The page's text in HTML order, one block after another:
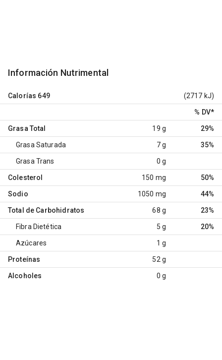
Información Nutrimental
Calorías 649 (2717 kJ)
% DV*
Grasa Total 19 g 29%
Grasa Saturada 7 g 35%
Grasa Trans 0 g
Colesterol 150 mg 50%
Sodio 1050 mg 44%
Total de Carbohidratos 68 g 23%
Fibra Dietética 5 g 20%
Azúcares 1 g
Proteínas 52 g
Alcoholes 0 g